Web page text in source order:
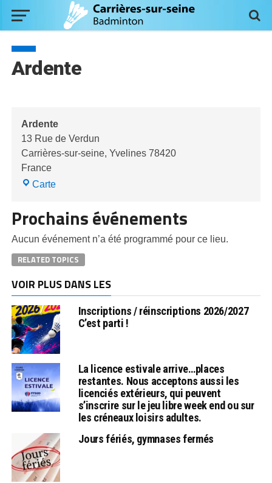
Ardente
Ardente
13 Rue de Verdun
Carrières-sur-seine, Yvelines 78420
France
CarteArdente
Prochains événements
Aucun événement n’a été programmé pour ce lieu.
RELATED TOPICS
VOIR PLUS DANS LES
Inscriptions / réinscriptions 2026/2027
C’est parti !
La licence estivale arrive…places
restantes. Nous acceptons aussi les
licenciés extérieurs, qui peuvent
s’inscrire sur le jeu libre week end ou sur
les créneaux loisirs adultes.
Jours fériés, gymnases fermés